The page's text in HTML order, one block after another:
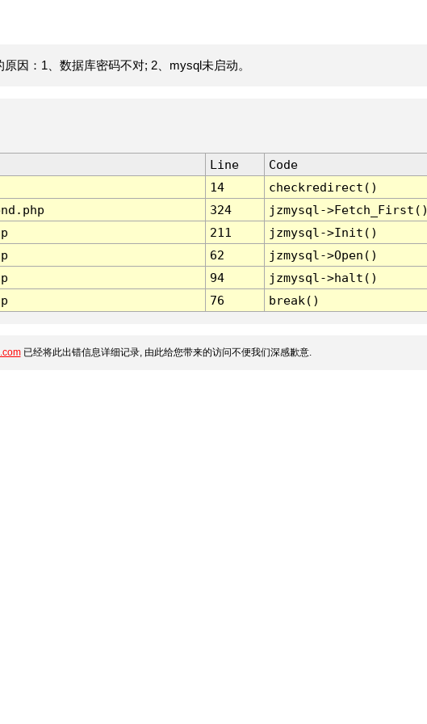
因：1、数据库密码不对; 2、mysql未启动。
Line
Code
14
checkredirect()
324
jzmysql-
211
jzmysql->Init()
62
jzmysql->Open()
94
jzmysql->halt()
76 break()
已经将此出错信息详细记录, 由此给您带来的访问不便我们深感歉意.